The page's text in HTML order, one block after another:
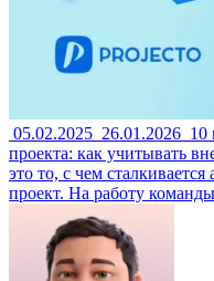
05.02.2025 26.01.2026 10
проекта: как учитывать
это то, с чем
проект. На работу